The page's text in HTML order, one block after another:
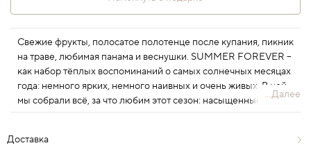
Свежие фрукты, полосатое полотенце после купания, пикник
на траве, любимая панама и веснушки. SUMMER FOREVER –
как набор тёплых воспоминаний о самых солнечных месяцах
года: немного ярких, немного наивных и очень живых. В ней
мы собрали всё, за что любим этот сезон: насыщенные цвета,
лёгкость долгих дней и ощущение, будто впереди ещё целая
то самое ощущение настоящего лета.
...Далее
Доставка